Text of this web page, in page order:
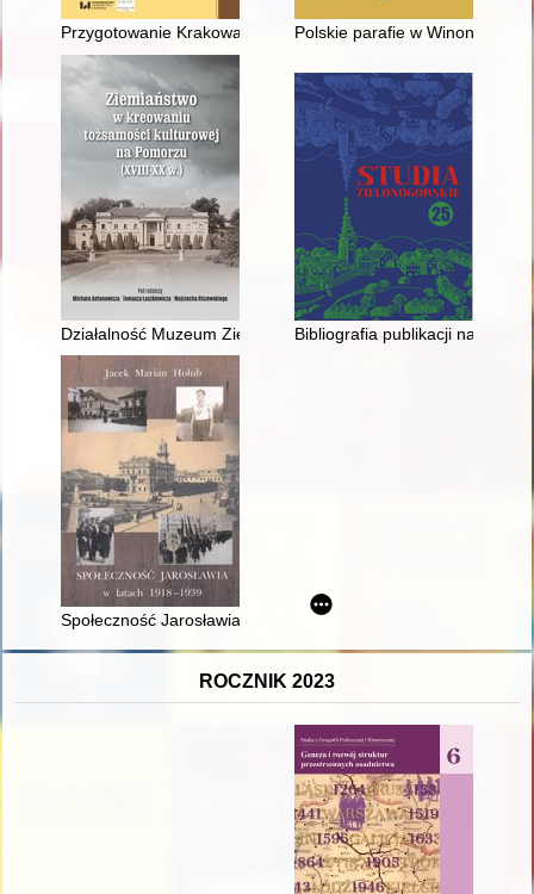
Przygotowanie Krakowa do obrony przed atakiem armii
Polskie parafie w Winonie i ich
Działalność Muzeum Ziemiaństwa w Dobrzycy w utrwalaniu
Bibliografia publikacji
Społeczność Jarosławia w latach 1918-1939
ROCZNIK 2023